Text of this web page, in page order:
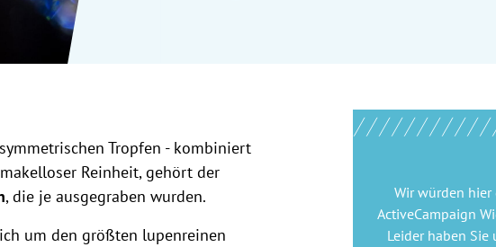
Tropfen - kombiniert
Reinheit, gehört der
, die je ausgegraben wurden.
um den größten lupenreinen
Wir würden hier
ActiveCampaign
Leider haben Sie